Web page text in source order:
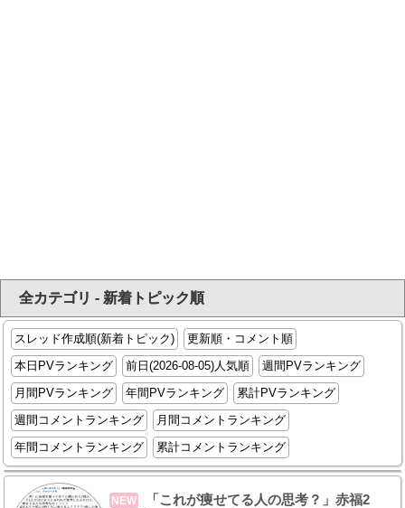
全カテゴリ - 新着トピック順
スレッド作成順(新着トピック)
更新順・コメント順
本日PVランキング
前日(2026-08-05)人気順
週間PVランキング
月間PVランキング
年間PVランキング
累計PVランキング
週間コメントランキング
月間コメントランキング
年間コメントランキング
累計コメントランキング
NEW
「これが痩せてる人の思考？」赤福2